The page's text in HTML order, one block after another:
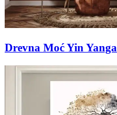
Drevna Moć Yin Yanga